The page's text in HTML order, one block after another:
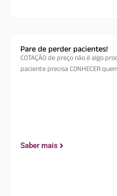
Pare de perder pacientes!
COTAÇÃO de preço não é algo
paciente precisa CONHECER
Saber mais